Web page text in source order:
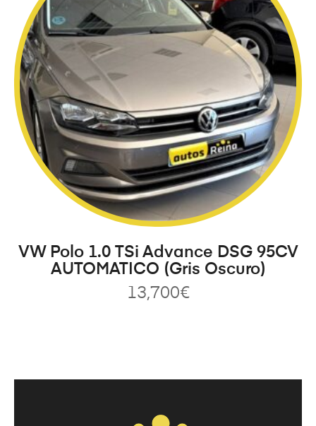
VW Polo 1.0 TSi Advance DSG 95CV
AUTOMATICO (Gris Oscuro)
13,700€